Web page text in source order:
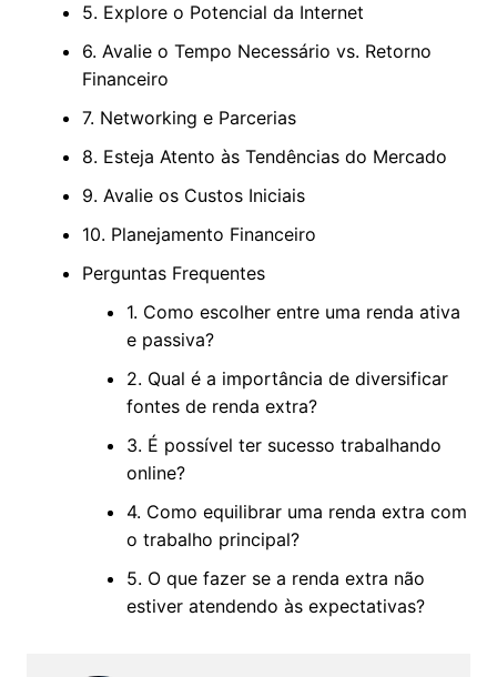
5. Explore o Potencial da Internet
6. Avalie o Tempo Necessário vs. Retorno
Financeiro
7. Networking e Parcerias
8. Esteja Atento às Tendências do Mercado
9. Avalie os Custos Iniciais
10. Planejamento Financeiro
Perguntas Frequentes
1. Como escolher entre uma renda ativa
e passiva?
2. Qual é a importância de diversificar
fontes de renda extra?
3. É possível ter sucesso trabalhando
online?
4. Como equilibrar uma renda extra com
o trabalho principal?
5. O que fazer se a renda extra não
estiver atendendo às expectativas?